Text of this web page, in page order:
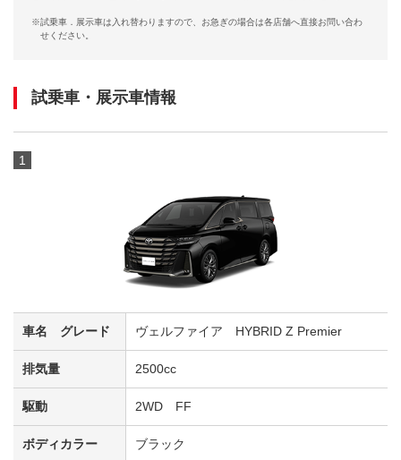
※試乗車．展示車は入れ替わりますので、お急ぎの場合は各店舗へ直接お問い合わ
せください。
試乗車・展示車情報
1
ヴェルファイア HYBRID Z Premier
2500cc
2WD FF
ブラック